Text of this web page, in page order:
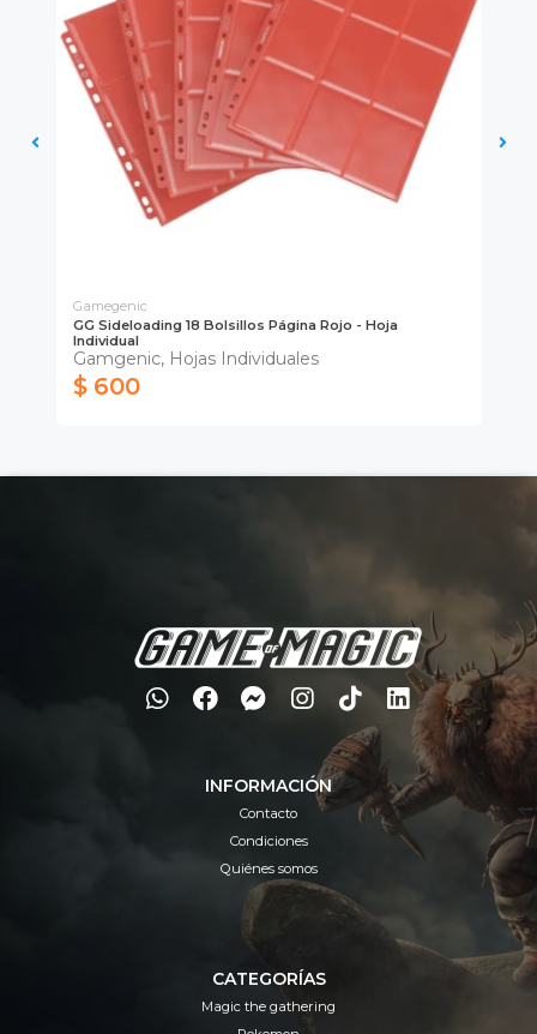
Gamegenic
GG Sideloading 18 Bolsillos Página Rojo - Hoja
Individual
Gamgenic, Hojas Individuales
$ 600
INFORMACIÓN
Contacto
Condiciones
Quiénes somos
CATEGORÍAS
Magic the gathering